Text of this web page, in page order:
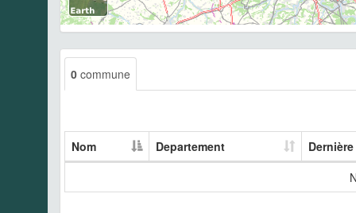
0 commune
Nom Departement